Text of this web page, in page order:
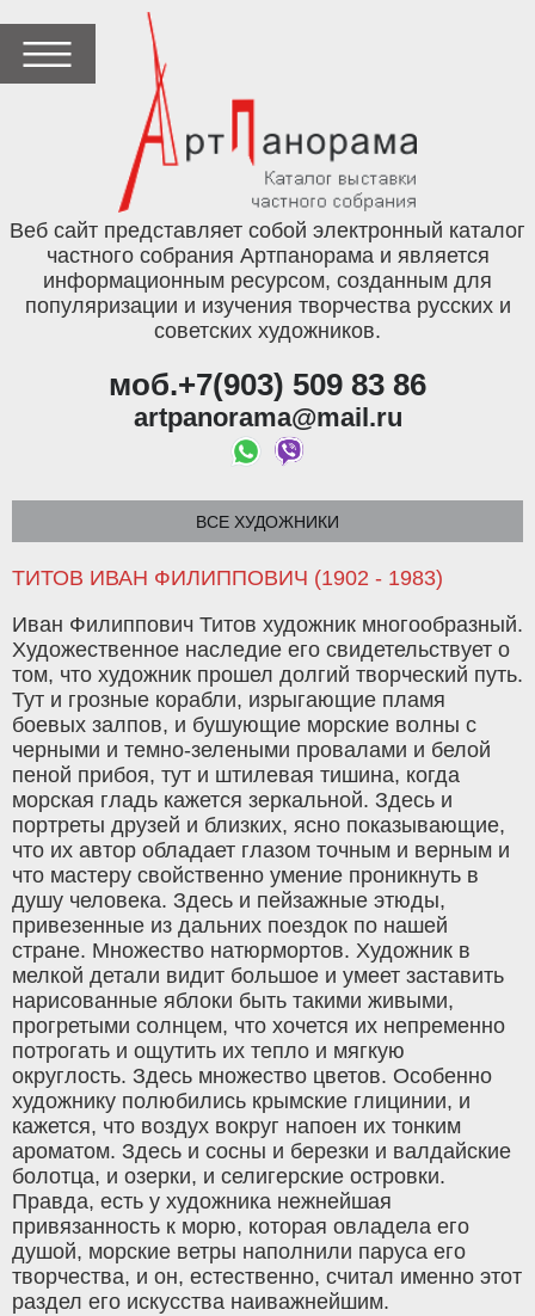
Веб сайт представляет собой электронный каталог
частного собрания Артпанорама и является
информационным ресурсом, созданным для
популяризации и изучения творчества русских и
советских художников.
моб.+7(903) 509 83 86
artpanorama@mail.ru
ВСЕ ХУДОЖНИКИ
ТИТОВ ИВАН ФИЛИППОВИЧ (1902 - 1983)
Иван Филиппович Титов художник многообразный.
Художественное наследие его свидетельствует о
том, что художник прошел долгий творческий путь.
Тут и грозные корабли, изрыгающие пламя
боевых залпов, и бушующие морские волны с
черными и темно-зелеными провалами и белой
пеной прибоя, тут и штилевая тишина, когда
морская гладь кажется зеркальной. Здесь и
портреты друзей и близких, ясно показывающие,
что их автор обладает глазом точным и верным и
что мастеру свойственно умение проникнуть в
душу человека. Здесь и пейзажные этюды,
привезенные из дальних поездок по нашей
стране. Множество натюрмортов. Художник в
мелкой детали видит большое и умеет заставить
нарисованные яблоки быть такими живыми,
прогретыми солнцем, что хочется их непременно
потрогать и ощутить их тепло и мягкую
округлость. Здесь множество цветов. Особенно
художнику полюбились крымские глицинии, и
кажется, что воздух вокруг напоен их тонким
ароматом. Здесь и сосны и березки и валдайские
болотца, и озерки, и селигерские островки.
Правда, есть у художника нежнейшая
привязанность к морю, которая овладела его
душой, морские ветры наполнили паруса его
творчества, и он, естественно, считал именно этот
раздел его искусства наиважнейшим.